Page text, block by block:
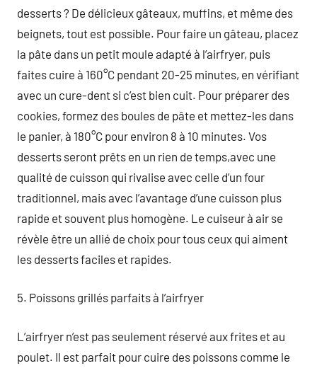
desserts ? De délicieux gâteaux, muffins, et même des
beignets, tout est possible. Pour faire un gâteau, placez
la pâte dans un petit moule adapté à l’airfryer, puis
faites cuire à 160°C pendant 20-25 minutes, en vérifiant
avec un cure-dent si c’est bien cuit. Pour préparer des
cookies, formez des boules de pâte et mettez-les dans
le panier, à 180°C pour environ 8 à 10 minutes. Vos
desserts seront prêts en un rien de temps,avec une
qualité de cuisson qui rivalise avec celle d’un four
traditionnel, mais avec l’avantage d’une cuisson plus
rapide et souvent plus homogène. Le cuiseur à air se
révèle être un allié de choix pour tous ceux qui aiment
les desserts faciles et rapides.
5. Poissons grillés parfaits à l’airfryer
L’airfryer n’est pas seulement réservé aux frites et au
poulet. Il est parfait pour cuire des poissons comme le